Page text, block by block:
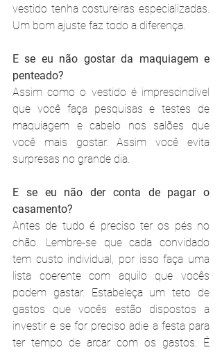
vestido tenha costureiras especializadas.
Um bom ajuste faz todo a diferença.
E se eu não gostar da maquiagem e
penteado?
Assim como o vestido é imprescindível
que você faça pesquisas e testes de
maquiagem e cabelo nos salões que
você mais gostar. Assim você evita
surpresas no grande dia.
E se eu não der conta de pagar o
casamento?
Antes de tudo é preciso ter os pés no
chão. Lembre-se que cada convidado
tem custo individual, por isso faça uma
lista coerente com aquilo que vocês
podem gastar. Estabeleça um teto de
gastos que vocês estão dispostos a
investir e se for preciso adie a festa para
ter tempo de arcar com os gastos. É